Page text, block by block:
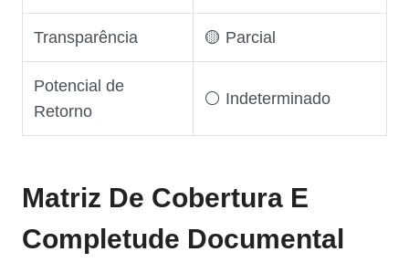
Transparência 🟡 Parcial
Potencial de
Retorno
⚪ Indeterminado
Matriz De Cobertura E
Completude Documental